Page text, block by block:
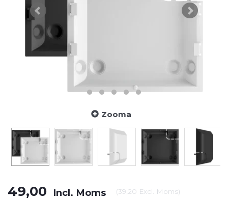
Zooma
49,00 Incl. Moms (39,20 Excl. Moms)